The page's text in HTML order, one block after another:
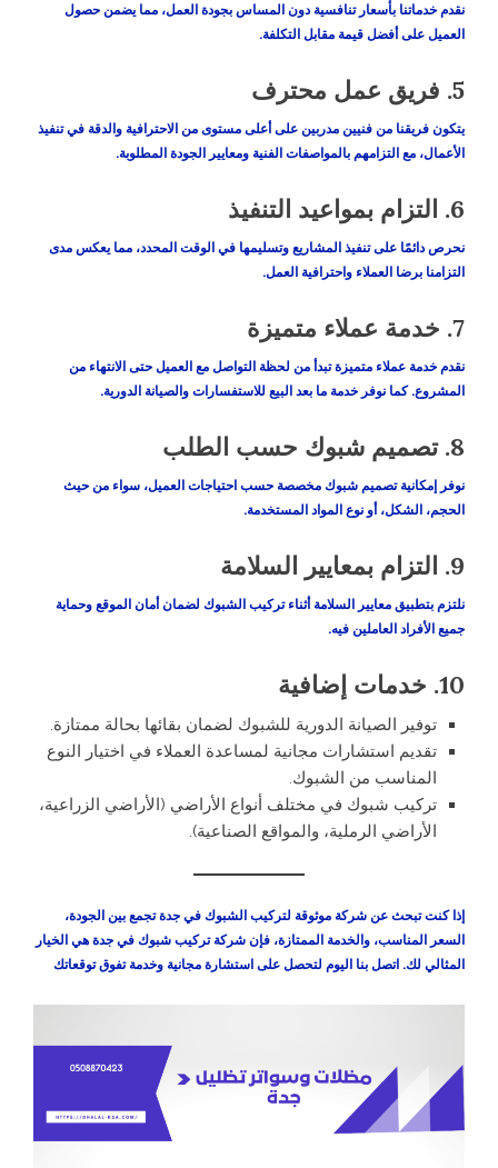
نقدم خدماتنا بأسعار تنافسية دون المساس بجودة العمل، مما يضمن حصول
العميل على أفضل قيمة مقابل التكلفة.
5. فريق عمل محترف
يتكون فريقنا من فنيين مدربين على أعلى مستوى من الاحترافية والدقة في تنفيذ
الأعمال، مع التزامهم بالمواصفات الفنية ومعايير الجودة المطلوبة.
6. التزام بمواعيد التنفيذ
نحرص دائمًا على تنفيذ المشاريع وتسليمها في الوقت المحدد، مما يعكس مدى
التزامنا برضا العملاء واحترافية العمل.
7. خدمة عملاء متميزة
نقدم خدمة عملاء متميزة تبدأ من لحظة التواصل مع العميل حتى الانتهاء من
المشروع. كما نوفر خدمة ما بعد البيع للاستفسارات والصيانة الدورية.
8. تصميم شبوك حسب الطلب
نوفر إمكانية تصميم شبوك مخصصة حسب احتياجات العميل، سواء من حيث
الحجم، الشكل، أو نوع المواد المستخدمة.
9. التزام بمعايير السلامة
نلتزم بتطبيق معايير السلامة أثناء تركيب الشبوك لضمان أمان الموقع وحماية
جميع الأفراد العاملين فيه.
10. خدمات إضافية
توفير الصيانة الدورية للشبوك لضمان بقائها بحالة ممتازة.
تقديم استشارات مجانية لمساعدة العملاء في اختيار النوع
المناسب من الشبوك.
تركيب شبوك في مختلف أنواع الأراضي (الأراضي الزراعية،
الأراضي الرملية، والمواقع الصناعية).
إذا كنت تبحث عن شركة موثوقة لتركيب الشبوك في جدة تجمع بين الجودة،
السعر المناسب، والخدمة الممتازة، فإن شركة تركيب شبوك في جدة هي الخيار
المثالي لك. اتصل بنا اليوم لتحصل على استشارة مجانية وخدمة تفوق توقعاتك